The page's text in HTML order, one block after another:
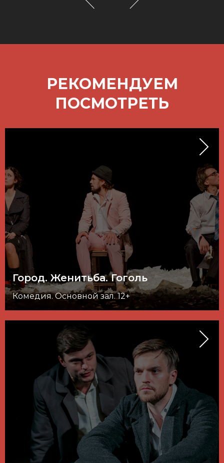
РЕКОМЕНДУЕМ
ПОСМОТРЕТЬ
Город. Женитьба. Гоголь
Комедия. Основной зал. 12+